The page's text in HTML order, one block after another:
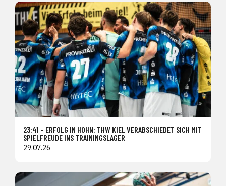
23:41 – ERFOLG IN HOHN: THW KIEL VERABSCHIEDET SICH MIT
SPIELFREUDE INS TRAININGSLAGER
29.07.26